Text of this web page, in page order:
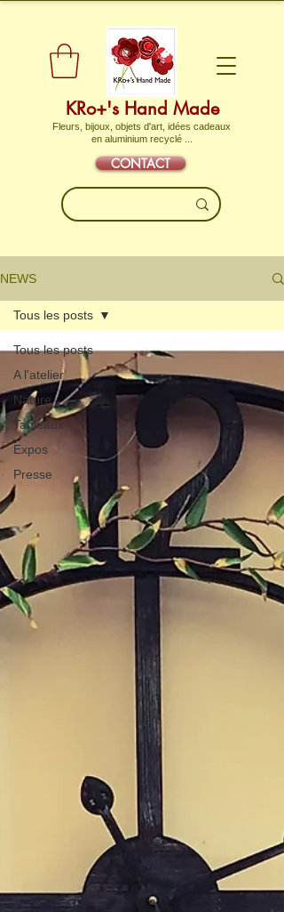
KRo+'s Hand Made
Fleurs, bijoux, objets d'art, idées cadeaux
en aluminium recyclé ...
CONTACT
NEWS
Tous les posts
A l'atelier
Nature
Tableaux
Expos
Presse
Tous les posts